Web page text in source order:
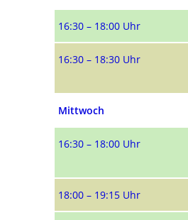
16:30 – 18:00 Uhr
16:30 – 18:30 Uhr
Mittwoch
16:30 – 18:00 Uhr
18:00 – 19:15 Uhr